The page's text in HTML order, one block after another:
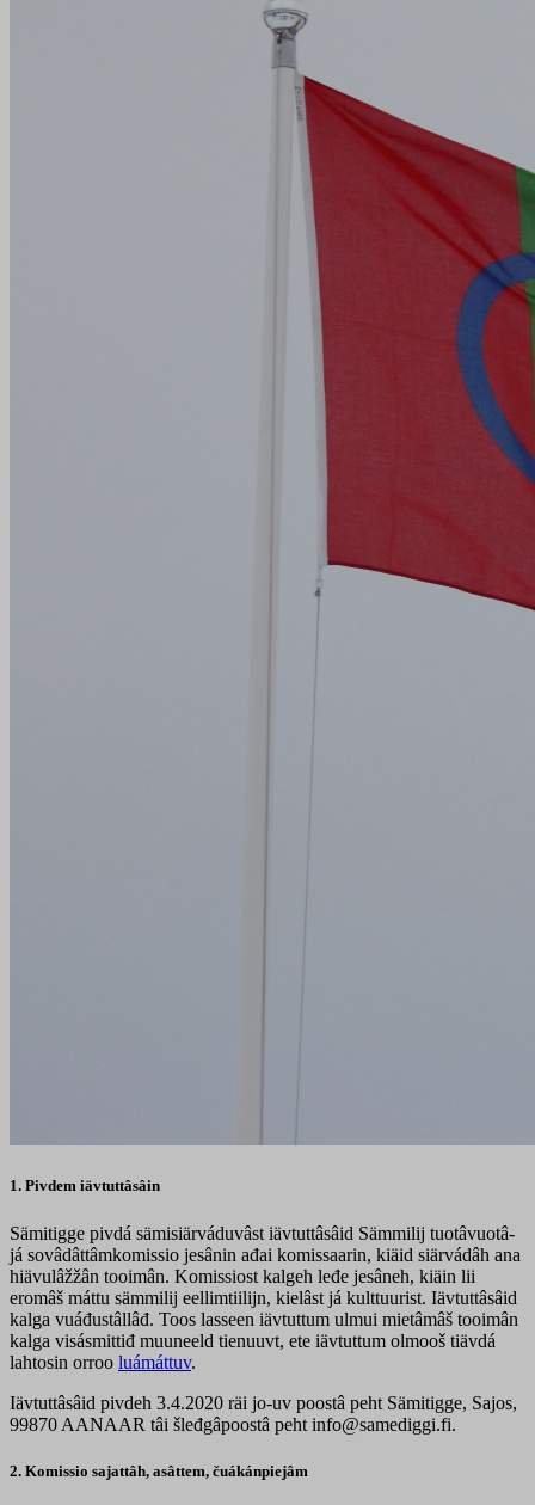
1. Pivdem iävtuttâsâin
Sämitigge pivdá sämisiärváduvâst iävtuttâsâid Sämmilij tuotâvuotâ-
já sovâdâttâmkomissio jesânin ađai komissaarin, kiäid siärvádâh ana
hiävulâžžân tooimân. Komissiost kalgeh leđe jesâneh, kiäin lii
eromâš máttu sämmilij eellimtiilijn, kielâst já kulttuurist. Iävtuttâsâid
kalga vuáđustâllâđ. Toos lasseen iävtuttum ulmui mietâmâš tooimân
kalga visásmittiđ muuneeld tienuuvt, ete iävtuttum olmooš tiävdá
lahtosin orroo luámáttuv.
Iävtuttâsâid pivdeh 3.4.2020 räi jo-uv poostâ peht Sämitigge, Sajos,
99870 AANAAR tâi šleđgâpoostâ peht info@samediggi.fi.
2. Komissio sajattâh, asâttem, čuákánpiejâm